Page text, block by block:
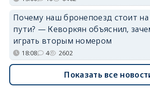
Почему наш бронепоезд стоит на
пути? — Кеворкян объяснил,
играть вторым номером
18:08 4 2602
Показать все